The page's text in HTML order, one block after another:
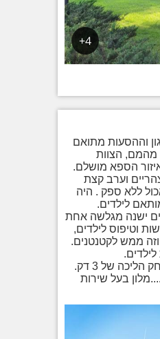
4+
וההסעות מתואם
מהמם, הצוות
הספא מושלם.
וערב קצת
ללא ספק . היה
לילדים.
ישנה מגלשה אחת
וטיפוס לילדים,
ממש לקטנטנים.
של 3 דק.
בעל שירות